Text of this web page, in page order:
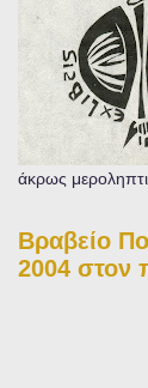
άκρως
Βραβείο
2004 στον